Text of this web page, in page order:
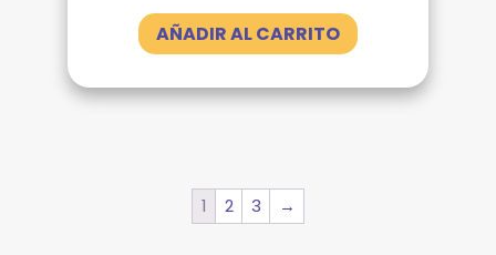
AÑADIR AL CARRITO
1 2 3 →